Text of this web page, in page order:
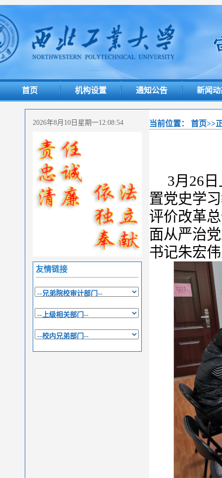
首页 机构设置 通知公告 新闻
2026年8月10日星期一12:08:55
友情链接
当前位置： 首页>>
3月26
置党史学
评价改革
面从严治
书记朱宏